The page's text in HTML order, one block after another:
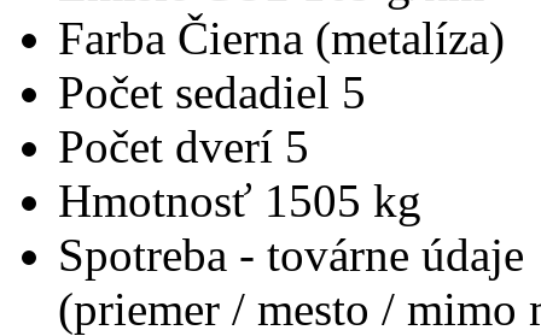
Farba Čierna (metalíza)
Počet sedadiel 5
Počet dverí 5
Hmotnosť 1505 kg
Spotreba - továrne údaje
(priemer / mesto / mimo